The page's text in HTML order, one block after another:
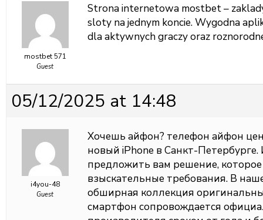
mostbet 571
Guest
Strona internetowa mostbet –
sloty na jednym koncie. Wygodna
dla aktywnych graczy oraz
05/12/2025 at 14:48
i4you-48
Guest
Хочешь айфон? телефон айфон
новый iPhone в Санкт-
предложить вам решение,
взыскательные требования. В
обширная коллекция
смартфон сопровождается